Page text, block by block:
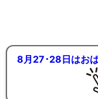
8月27･28日はお